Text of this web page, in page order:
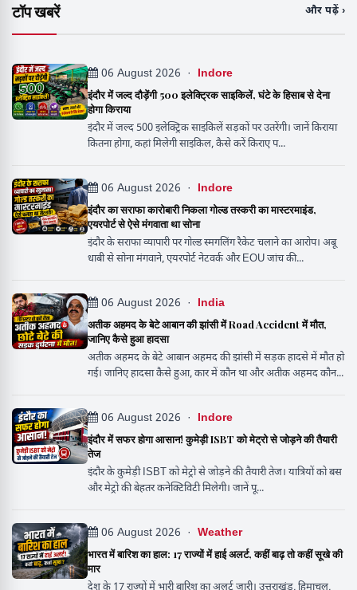
टॉप खबरें और पढ़ें ›
06 August 2026 · Indore
इंदौर में जल्द दौड़ेंगी 500 इलेक्ट्रिक साइकिलें, घंटे के हिसाब से देना
होगा किराया
इंदौर में जल्द 500 इलेक्ट्रिक साइकिलें सड़कों पर उतरेंगी। जानें किराया
कितना होगा, कहां मिलेगी साइकिल, कैसे करें किराए प...
06 August 2026 · Indore
इंदौर का सराफा कारोबारी निकला गोल्ड तस्करी का मास्टरमाइंड,
एयरपोर्ट से ऐसे मंगवाता था सोना
इंदौर के सराफा व्यापारी पर गोल्ड स्मगलिंग रैकेट चलाने का आरोप। अबू
धाबी से सोना मंगवाने, एयरपोर्ट नेटवर्क और EOU जांच की...
06 August 2026 · India
अतीक अहमद के बेटे आबान की झांसी में Road Accident में मौत,
जानिए कैसे हुआ हादसा
अतीक अहमद के बेटे आबान अहमद की झांसी में सड़क हादसे में मौत हो
गई। जानिए हादसा कैसे हुआ, कार में कौन था और अतीक अहमद कौन...
06 August 2026 · Indore
इंदौर में सफर होगा आसान! कुमेड़ी ISBT को मेट्रो से जोड़ने की तैयारी
तेज
इंदौर के कुमेड़ी ISBT को मेट्रो से जोड़ने की तैयारी तेज। यात्रियों को बस
और मेट्रो की बेहतर कनेक्टिविटी मिलेगी। जानें पू...
06 August 2026 · Weather
भारत में बारिश का हाल: 17 राज्यों में हाई अलर्ट, कहीं बाढ़ तो कहीं सूखे की
मार
देश के 17 राज्यों में भारी बारिश का अलर्ट जारी। उत्तराखंड, हिमाचल,